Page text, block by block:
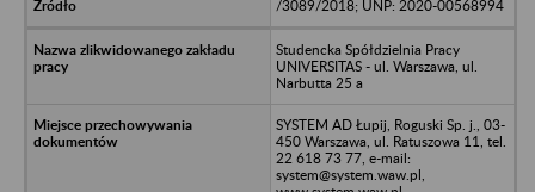
/3089/2018; UNP: 2020-00568994
Studencka Spółdzielnia Pracy
UNIVERSITAS - ul. Warszawa, ul.
Narbutta 25 a
SYSTEM AD Łupij, Roguski Sp. j., 03-
450 Warszawa, ul. Ratuszowa 11, tel.
22 618 73 77, e-mail:
system@system.waw.pl,